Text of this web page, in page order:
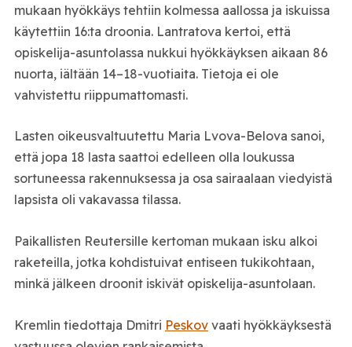
mukaan hyökkäys tehtiin kolmessa aallossa ja iskuissa
käytettiin 16:ta droonia. Lantratova kertoi, että
opiskelija-asuntolassa nukkui hyökkäyksen aikaan 86
nuorta, iältään 14–18-vuotiaita. Tietoja ei ole
vahvistettu riippumattomasti.
Lasten oikeusvaltuutettu Maria Lvova-Belova sanoi,
että jopa 18 lasta saattoi edelleen olla loukussa
sortuneessa rakennuksessa ja osa sairaalaan viedyistä
lapsista oli vakavassa tilassa.
Paikallisten Reutersille kertoman mukaan isku alkoi
raketeilla, jotka kohdistuivat entiseen tukikohtaan,
minkä jälkeen droonit iskivät opiskelija-asuntolaan.
Kremlin tiedottaja Dmitri Peskovvaati hyökkäyksestä